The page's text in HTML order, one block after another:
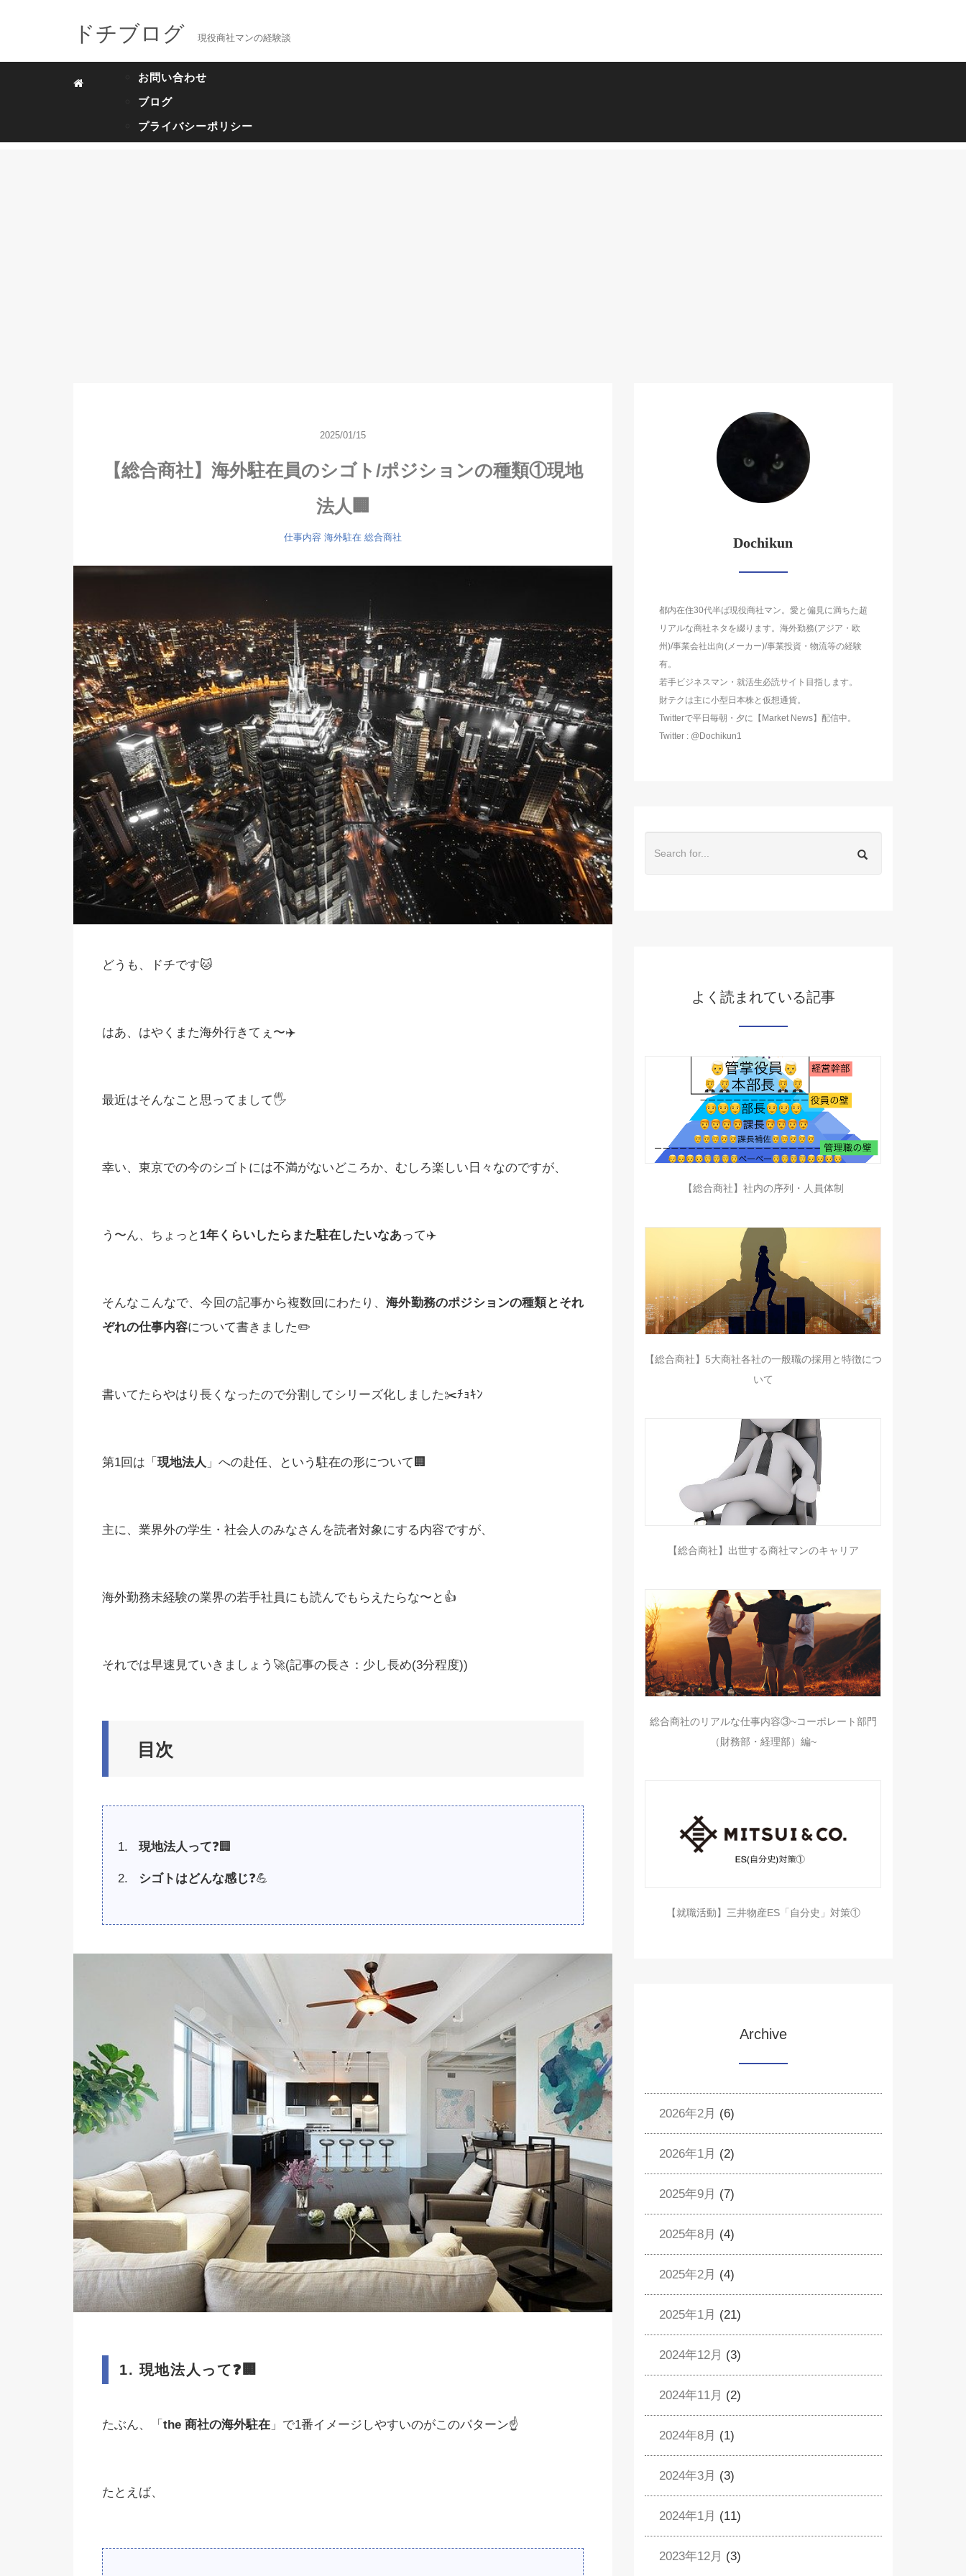
ドチブログ 現役商社マンの経験談
お問い合わせ
ブログ
プライバシーポリシー
2025/01/15
【総合商社】海外駐在員のシゴト/ポジションの種類①現地
法人🏢
仕事内容 海外駐在 総合商社
どうも、ドチです🐱
はあ、はやくまた海外行きてぇ〜✈️
最近はそんなこと思ってまして🖐️
幸い、東京での今のシゴトには不満がないどころか、むしろ楽しい日々なのですが、
う〜ん、ちょっと 1年くらいしたらまた駐在したいなあって✈️
そんなこんなで、今回の記事から複数回にわたり、海外勤務のポジションの種類とそれ
ぞれの仕事内容について書きました✏️
書いてたらやはり長くなったので分割してシリーズ化しました✂️ﾁｮｷﾝ
第1回は「 現地法人 」への赴任、という駐在の形について🏢
主に、業界外の学生・社会人のみなさんを読者対象にする内容ですが、
海外勤務未経験の業界の若手社員にも読んでもらえたらな〜と👍
それでは早速見ていきましょう🚀(記事の長さ：少し長め(3分程度))
目次
現地法人って❓🏢
シゴトはどんな感じ❓💪
1. 現地法人って❓🏢
たぶん、「 the 商社の海外駐在 」で1番イメージしやすいのがこのパターン☝️
たとえば、
Dochikun
都内在住30代半ば現役商社マン。愛と偏見に満ちた超
リアルな商社ネタを綴ります。海外勤務(アジア・欧
州)/事業会社出向(メーカー)/事業投資・物流等の経験
有。
若手ビジネスマン・就活生必読サイト目指します。
財テクは主に小型日本株と仮想通貨。
Twitterで平日毎朝・夕に【Market News】配信中。
Twitter : @Dochikun1
よく読まれている記事
【総合商社】社内の序列・人員体制
【総合商社】5大商社各社の一般職の採用と特徴につ
いて
【総合商社】出世する商社マンのキャリア
総合商社のリアルな仕事内容③~コーポレート部門
（財務部・経理部）編~
【就職活動】三井物産ES「自分史」対策①
Archive
2026年2月 (6)
2026年1月 (2)
2025年9月 (7)
2025年8月 (4)
2025年2月 (4)
2025年1月 (21)
2024年12月 (3)
2024年11月 (2)
2024年8月 (1)
2024年3月 (3)
2024年1月 (11)
2023年12月 (3)